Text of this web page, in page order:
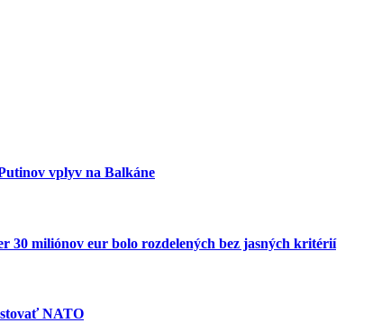
vplyv na Balkáne
30 miliónov eur bolo rozdelených bez jasných kritérií
NATO